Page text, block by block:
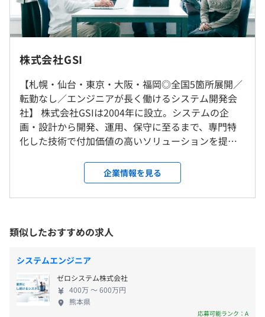
・学校法人：教務管理システム開発
・金融業：クレジット申込管理システム開発
・製造業：経理システム刷新
など案件多数
・資格の受験費用支給（合格時）
・各種e-Learningの受講（リロクラブ）
・資格合格祝い金制度
【祝い金の例】
・Oracle認定JavaSilver SE7、SE8／2万5000円
・Oracle認定Webコンポーネントディベロッパ（OCJ-
福岡支社所属になります。
社内もしくは弊社お客様先（福岡市内限定です！）での勤
務となります。
希望しない転勤は100％ありません。
就業場所の変更範囲
＜雇入時＞
会社の指定する場所（テレワークを行う場所を含む）
敷地内禁煙（喫煙場所あり）
博多駅より徒歩5分
休憩時間：12:00〜13:00（60分）
平均残業時間：平均10.2時間/月
【年間休日120日以上】
完全週休2日制（土曜・日曜）
祝日
生理休暇
慶弔休暇
子の看護等休暇
養育両立支援休暇
通勤手当
役職手当
住宅手当
株式会社GSI
【札幌・仙台・東京・大阪・福岡◎全国5箇所展開／
転勤なし／エンジニアが長く働けるシステム開発会
社】 株式会社GSIは2004年に設立。システムの企
画・設計から開発、運用、保守に至るまで、専門特
化した技術で付加価値の高いソリューションを提供
国5箇所に拠点を構え、売上高も右肩上がりに成長し
プロジェクトからパッケージ製品の開発や一部機能
請け追っています。大手ではできない小規模プロジェ
クトもおこなっており、さまざまな開発案件に携わ
るチャンスがあります。 弊社では「エンジニアが"長
く"働ける会社にしたい」という想いのものと、社員
ひとりひとりが長く生涯にわたってエンジニアとし
てのキャリアを築いてほしいと考えています。経験の
浅いエンジニアへの研修制度、高い有給消化率や残
企業情報を見る
類似したおすすめの求人
システムエンジニア
ゼロシステム株式会社
400万 〜 600万円
熊本県
応募可能ランク：A